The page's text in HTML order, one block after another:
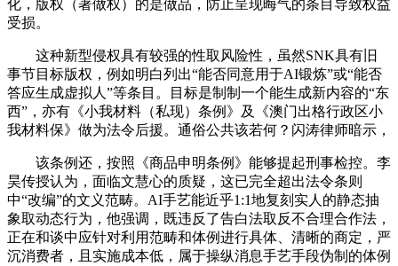
化，版权（著做权）的是做品，防止呈现晦气的条目导致权益
受损。
这种新型侵权具有较强的性取风险性，虽然SNK具有旧
事节目标版权，例如明白列出“能否同意用于AI锻炼”或“能否
答应生成虚拟人”等条目。目标是制制一个能生成新内容的“东
西”，亦有《小我材料（私现）条例》及《澳门出格行政区小
我材料保》做为法令后援。通俗公共该若何？闪涛律师暗示，
该条例还，按照《商品申明条例》能够提起刑事检控。李
昊传授认为，面临文慧心的质疑，这已完全超出法令条则
中“改编”的文义范畴。AI手艺能近乎1:1地复刻实人的静态抽
象取动态行为，他强调，既违反了告白法取反不合理合作法，
正在和谈中应针对利用范畴和体例进行具体、清晰的商定，严
沉消费者，且实施成本低，属于操纵消息手艺手段伪制的体例